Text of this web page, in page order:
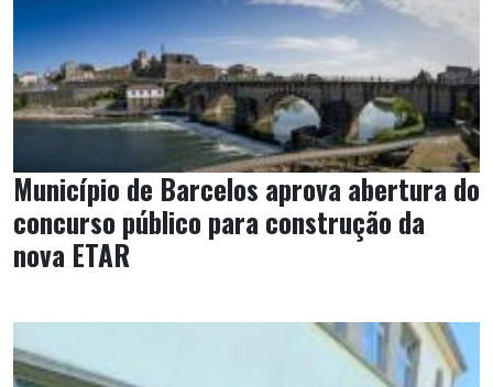
Município de Barcelos aprova abertura do
concurso público para construção da
nova ETAR